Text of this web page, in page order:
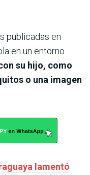
publicadas en
en un entorno
su hijo, como
o una imagen
lamentó